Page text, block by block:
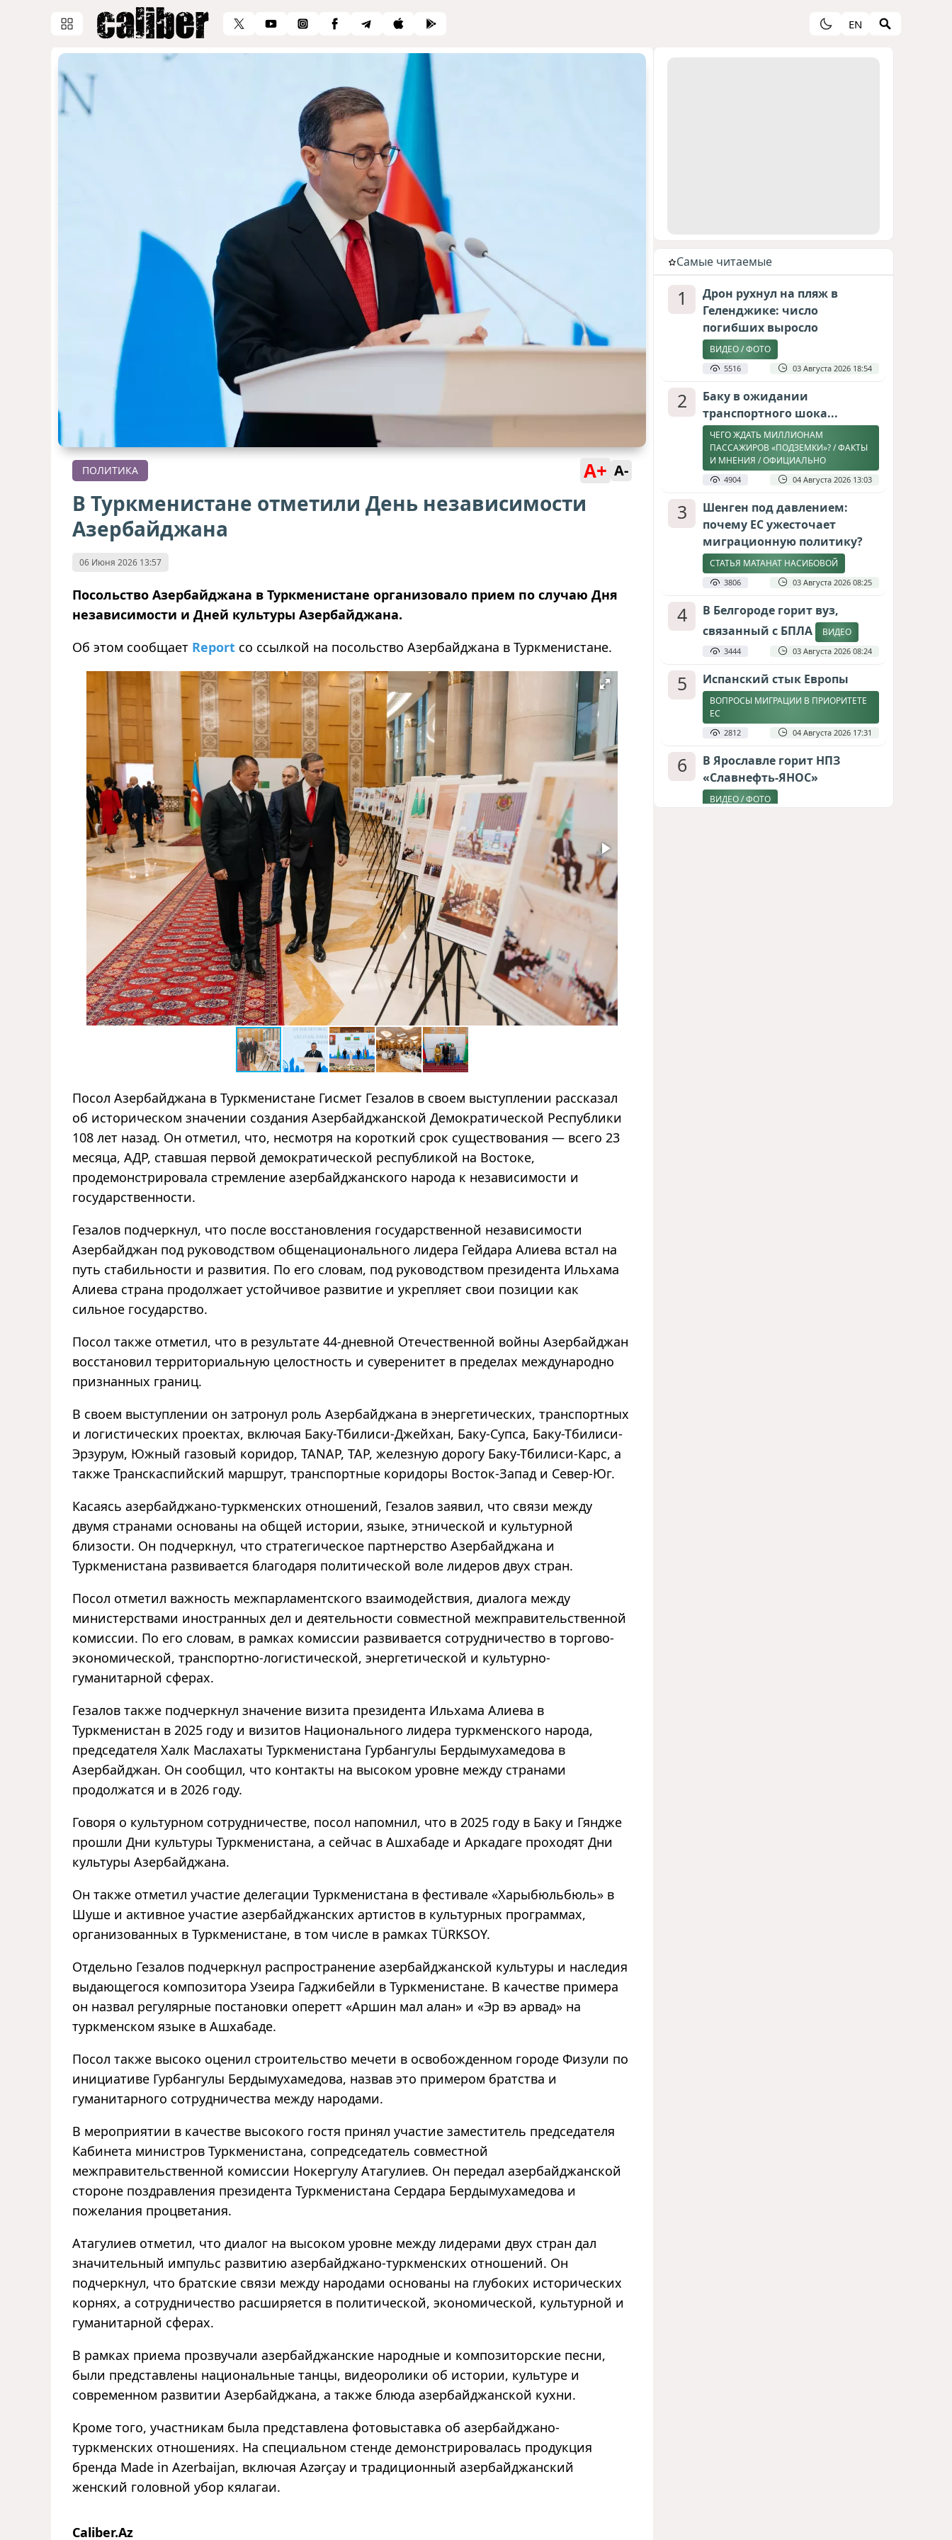
EN
ПОЛИТИКА A+ A-
В Туркменистане отметили День независимости
Азербайджана
06 Июня 2026 13:57
Посольство Азербайджана в Туркменистане организовало прием по случаю Дня
независимости и Дней культуры Азербайджана.
Об этом сообщает Report со ссылкой на посольство Азербайджана в Туркменистане.
Посол Азербайджана в Туркменистане Гисмет Гезалов в своем выступлении рассказал
об историческом значении создания Азербайджанской Демократической Республики
108 лет назад. Он отметил, что, несмотря на короткий срок существования — всего 23
месяца, АДР, ставшая первой демократической республикой на Востоке,
продемонстрировала стремление азербайджанского народа к независимости и
государственности.
Гезалов подчеркнул, что после восстановления государственной независимости
Азербайджан под руководством общенационального лидера Гейдара Алиева встал на
путь стабильности и развития. По его словам, под руководством президента Ильхама
Алиева страна продолжает устойчивое развитие и укрепляет свои позиции как
сильное государство.
Посол также отметил, что в результате 44-дневной Отечественной войны Азербайджан
восстановил территориальную целостность и суверенитет в пределах международно
признанных границ.
В своем выступлении он затронул роль Азербайджана в энергетических, транспортных
и логистических проектах, включая Баку-Тбилиси-Джейхан, Баку-Супса, Баку-Тбилиси-
Эрзурум, Южный газовый коридор, TANAP, TAP, железную дорогу Баку-Тбилиси-Карс, а
также Транскаспийский маршрут, транспортные коридоры Восток-Запад и Север-Юг.
Касаясь азербайджано-туркменских отношений, Гезалов заявил, что связи между
двумя странами основаны на общей истории, языке, этнической и культурной
близости. Он подчеркнул, что стратегическое партнерство Азербайджана и
Туркменистана развивается благодаря политической воле лидеров двух стран.
Посол отметил важность межпарламентского взаимодействия, диалога между
министерствами иностранных дел и деятельности совместной межправительственной
комиссии. По его словам, в рамках комиссии развивается сотрудничество в торгово-
экономической, транспортно-логистической, энергетической и культурно-
гуманитарной сферах.
Гезалов также подчеркнул значение визита президента Ильхама Алиева в
Туркменистан в 2025 году и визитов Национального лидера туркменского народа,
председателя Халк Маслахаты Туркменистана Гурбангулы Бердымухамедова в
Азербайджан. Он сообщил, что контакты на высоком уровне между странами
продолжатся и в 2026 году.
Говоря о культурном сотрудничестве, посол напомнил, что в 2025 году в Баку и Гяндже
прошли Дни культуры Туркменистана, а сейчас в Ашхабаде и Аркадаге проходят Дни
культуры Азербайджана.
Он также отметил участие делегации Туркменистана в фестивале «Харыбюльбюль» в
Шуше и активное участие азербайджанских артистов в культурных программах,
организованных в Туркменистане, в том числе в рамках TÜRKSOY.
Отдельно Гезалов подчеркнул распространение азербайджанской культуры и наследия
выдающегося композитора Узеира Гаджибейли в Туркменистане. В качестве примера
он назвал регулярные постановки оперетт «Аршин мал алан» и «Эр вэ арвад» на
туркменском языке в Ашхабаде.
Посол также высоко оценил строительство мечети в освобожденном городе Физули по
инициативе Гурбангулы Бердымухамедова, назвав это примером братства и
гуманитарного сотрудничества между народами.
В мероприятии в качестве высокого гостя принял участие заместитель председателя
Кабинета министров Туркменистана, сопредседатель совместной
межправительственной комиссии Нокергулу Атагулиев. Он передал азербайджанской
стороне поздравления президента Туркменистана Сердара Бердымухамедова и
пожелания процветания.
Атагулиев отметил, что диалог на высоком уровне между лидерами двух стран дал
значительный импульс развитию азербайджано-туркменских отношений. Он
подчеркнул, что братские связи между народами основаны на глубоких исторических
корнях, а сотрудничество расширяется в политической, экономической, культурной и
гуманитарной сферах.
В рамках приема прозвучали азербайджанские народные и композиторские песни,
были представлены национальные танцы, видеоролики об истории, культуре и
современном развитии Азербайджана, а также блюда азербайджанской кухни.
Кроме того, участникам была представлена фотовыставка об азербайджано-
туркменских отношениях. На специальном стенде демонстрировалась продукция
бренда Made in Azerbaijan, включая Azərçay и традиционный азербайджанский
женский головной убор кялагаи.
Caliber.Az
Cамые читаемые
1
Дрон рухнул на пляж в
Геленджике: число
погибших выросло
ВИДЕО / ФОТО
5516 03 Августа 2026 18:54
2
Баку в ожидании
транспортного шока...
ЧЕГО ЖДАТЬ МИЛЛИОНАМ
ПАССАЖИРОВ «ПОДЗЕМКИ»? / ФАКТЫ
И МНЕНИЯ / ОФИЦИАЛЬНО
4904 04 Августа 2026 13:03
3
Шенген под давлением:
почему ЕС ужесточает
миграционную политику?
СТАТЬЯ МАТАНАТ НАСИБОВОЙ
3806 03 Августа 2026 08:25
4
В Белгороде горит вуз,
связанный с БПЛА
ВИДЕО
3444 03 Августа 2026 08:24
5 Испанский стык Европы
ВОПРОСЫ МИГРАЦИИ В ПРИОРИТЕТЕ
ЕС
2812 04 Августа 2026 17:31
6
В Ярославле горит НПЗ
«Славнефть-ЯНОС»
ВИДЕО / ФОТО